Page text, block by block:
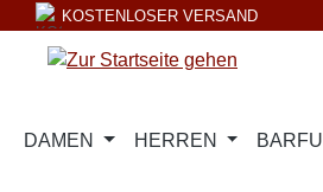
Hauptinhalt springen
Zur Suche springen
Zur Hauptnavigation springen
KOSTENLOSER VERSAND
DAMEN HERREN